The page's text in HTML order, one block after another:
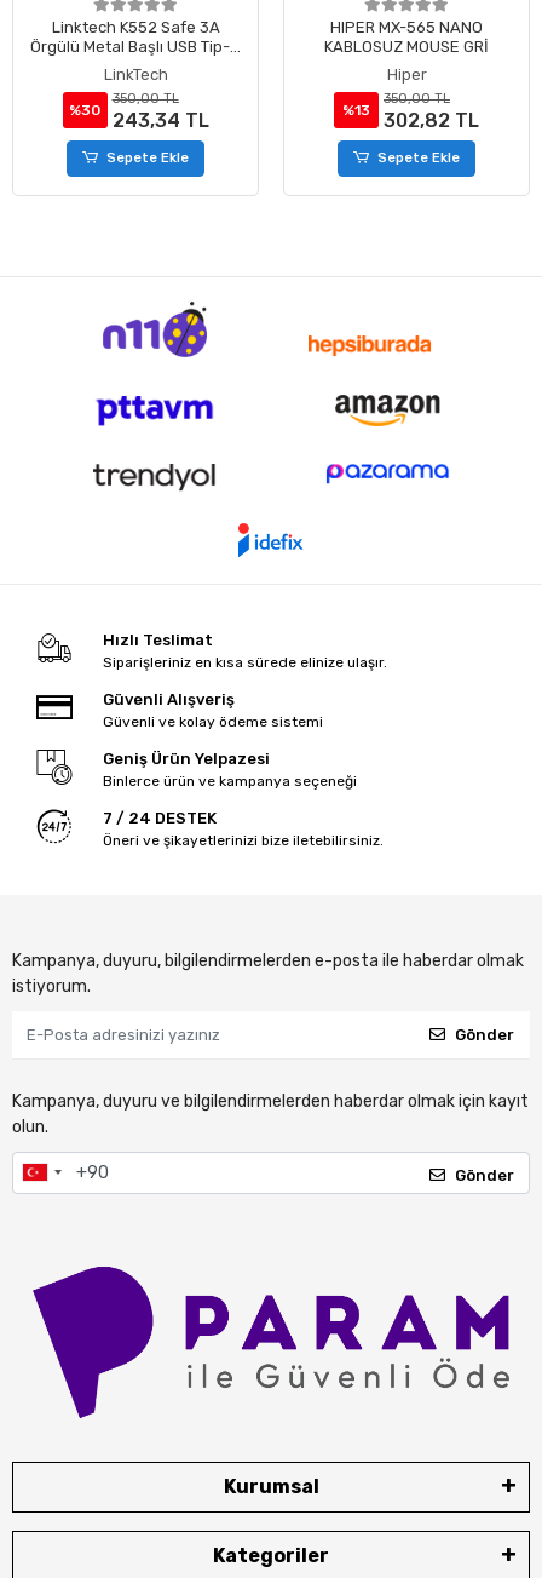
Linktech K552 Safe 3A
Örgülü Metal Başlı USB Tip-C
Şarj Kablosu
LinkTech
%30
350,00 TL
243,34 TL
Sepete Ekle
HIPER MX-565 NANO
KABLOSUZ MOUSE GRİ
Hiper
%13
350,00 TL
302,82 TL
Sepete Ekle
Hızlı Teslimat
Siparişleriniz en kısa sürede elinize ulaşır.
Güvenli Alışveriş
Güvenli ve kolay ödeme sistemi
Geniş Ürün Yelpazesi
Binlerce ürün ve kampanya seçeneği
7 / 24 DESTEK
Öneri ve şikayetlerinizi bize iletebilirsiniz.
Kampanya, duyuru, bilgilendirmelerden e-posta ile haberdar olmak
istiyorum.
Gönder
Kampanya, duyuru ve bilgilendirmelerden haberdar olmak için kayıt
olun.
Gönder
Kurumsal
Kategoriler